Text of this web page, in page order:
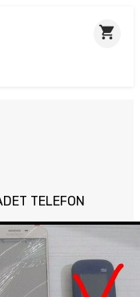
TELEFON